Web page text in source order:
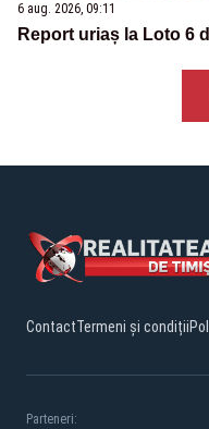
6 aug. 2026, 09:11
Report uriaș la Loto 6
ContactTermeni și condiții
Parteneri: